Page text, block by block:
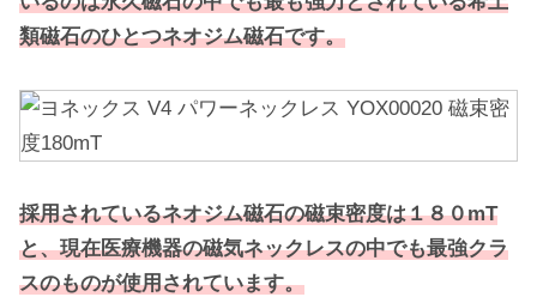
類磁石のひとつネオジム磁石です。
採用されているネオジム磁石の磁束密度は１８０mT
と、現在医療機器の磁気ネックレスの中でも最強クラ
スのものが使用されています。